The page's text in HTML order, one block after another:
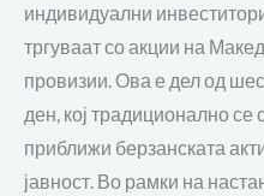
индивидуални
тргуваат со акции на
провизии. Ова е дел од
ден, кој традиционално се
приближи берзанската
јавност. Во рамки на